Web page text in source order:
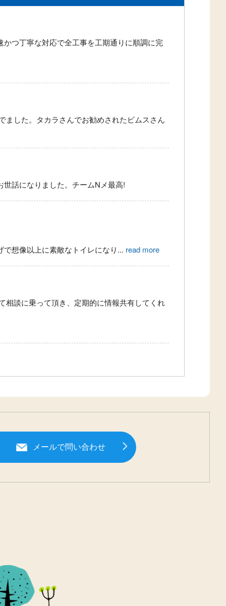
つ丁寧な対応で全工事を工期通りに順調に完
ました。タカラさんでお勧めされたビムスさん
話になりました。チームNメ最高!
想像以上に素敵なトイレになり... read more
相談に乗って頂き、定期的に情報共有してくれ
メールで問い合わせ